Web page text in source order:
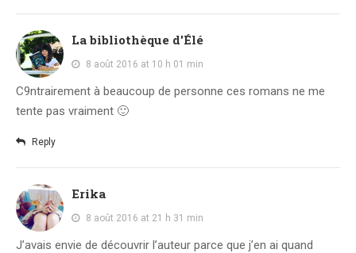
La bibliothèque d'Élé
8 août 2016 at 10 h 01 min
C9ntrairement à beaucoup de personne ces romans ne me
tente pas vraiment 🙂
Reply
Erika
8 août 2016 at 21 h 31 min
J’avais envie de découvrir l’auteur parce que j’en ai quand